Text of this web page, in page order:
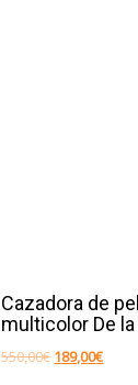
Cazadora de
multicolor De la
550,00€El
189,00€El